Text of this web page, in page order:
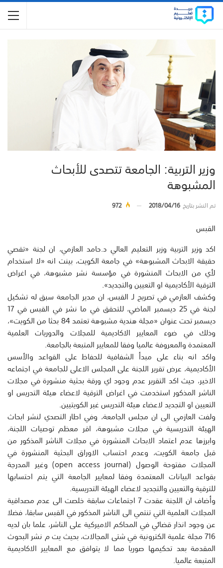
وزير التربية: الجامعة تتصدى للأبحاث
المشبوهة
تم النشر بتاريخ2018/04/16
972
القبس
اكد وزير التربية وزير التعليم العالي د.حامد العازمي، ان لجنة «تقصي
حقيقة الابحاث المشبوهة» في جامعة الكويت، بينت انه «لا استخدام
لأي من الابحاث المنشورة في مؤسسة نشر مشبوهة، في اغراض
الترقية الأكاديمية او التعيين والتجديد».
وكشف العازمي في تصريح لـ القبس، ان مدير الجامعة سبق له تشكيل
لجنة في 25 ديسمبر الماضي، للتحقق في ما نشر في القبس في 17
ديسمبر تحت عنوان «مجلة هندية مشبوهة تعتمد 84 بحثا من الكويت»،
وذلك في ضوء المعايير الاكاديمية للمجلات والدوريات العلمية
المعتمدة والمعروفة عالميا وفقا للمعايير المتبعة بالجامعة.
واكد انه بناء على مبدأ الشفافية للحفاظ على القواعد والأسس
الأكاديمية، عرض تقرير اللجنة على المجلس الاعلى للجامعة في اجتماعه
الاخير، حيث اكد التقرير عدم وجود اي ورقة بحثية منشورة في مجلات
الناشر المذكور استخدمت في اغراض الترقية لاعضاء هيئة التدريس او
التعيين او التجديد لاعضاء هيئة التدريس غير الكويتيين.
ولفت العازمي الى ان مجلس الجامعة، وفي اطار التصدي لنشر ابحاث
الهيئة التدريسية في مجلات مشبوهة، اقر معظم توصيات اللجنة،
وابرزها عدم اعتماد الابحاث المنشورة في مجلات الناشر المذكور من
قبل جامعة الكويت، وعدم احتساب الاوراق البحثية المنشورة في
المجلات مفتوحة الوصول (open access journal) وغير المدرجة
بقواعد البيانات المعتمدة وفقا لمعايير الجامعة التي يتم احتسابها
للترقية والتعيين والتجديد لاعضاء الهيئة التدريسية.
وأضاف ان اللجنة عقدت 7 اجتماعات سابقة خلصت الى عدم مصداقية
المجلات العلمية التي تنتمي الى الناشر المذكور في القبس سابقا، فضلا
عن وجود انذار قضائي في المحاكم الاميركية على الناشر، علما بان لديه
716 مجلة علمية الكترونية في شتى المجالات، بحيث يت م نشر البحوث
المقدمة بعد تحكيمها صوريا مما لا يتوافق مع المعايير الاكاديمية
المتبعة عالميا.